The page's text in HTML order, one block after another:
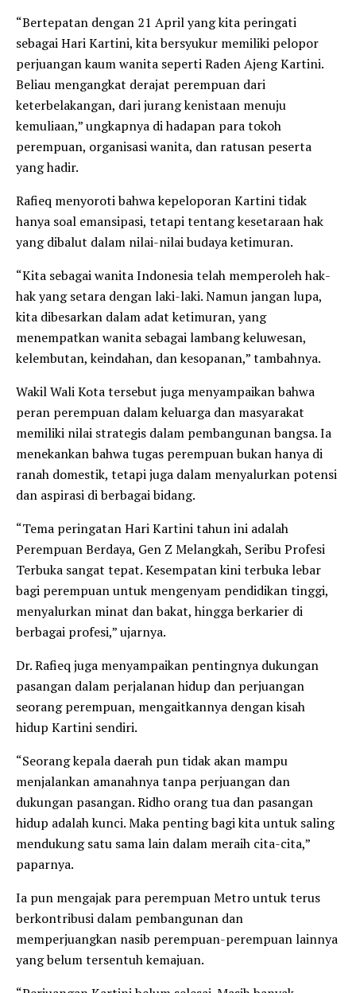
“Bertepatan dengan 21 April yang kita peringati
sebagai Hari Kartini, kita bersyukur memiliki pelopor
perjuangan kaum wanita seperti Raden Ajeng Kartini.
Beliau mengangkat derajat perempuan dari
keterbelakangan, dari jurang kenistaan menuju
kemuliaan,” ungkapnya di hadapan para tokoh
perempuan, organisasi wanita, dan ratusan peserta
yang hadir.
Rafieq menyoroti bahwa kepeloporan Kartini tidak
hanya soal emansipasi, tetapi tentang kesetaraan hak
yang dibalut dalam nilai-nilai budaya ketimuran.
“Kita sebagai wanita Indonesia telah memperoleh hak-
hak yang setara dengan laki-laki. Namun jangan lupa,
kita dibesarkan dalam adat ketimuran, yang
menempatkan wanita sebagai lambang keluwesan,
kelembutan, keindahan, dan kesopanan,” tambahnya.
Wakil Wali Kota tersebut juga menyampaikan bahwa
peran perempuan dalam keluarga dan masyarakat
memiliki nilai strategis dalam pembangunan bangsa. Ia
menekankan bahwa tugas perempuan bukan hanya di
ranah domestik, tetapi juga dalam menyalurkan potensi
dan aspirasi di berbagai bidang.
“Tema peringatan Hari Kartini tahun ini adalah
Perempuan Berdaya, Gen Z Melangkah, Seribu Profesi
Terbuka sangat tepat. Kesempatan kini terbuka lebar
bagi perempuan untuk mengenyam pendidikan tinggi,
menyalurkan minat dan bakat, hingga berkarier di
berbagai profesi,” ujarnya.
Dr. Rafieq juga menyampaikan pentingnya dukungan
pasangan dalam perjalanan hidup dan perjuangan
seorang perempuan, mengaitkannya dengan kisah
hidup Kartini sendiri.
“Seorang kepala daerah pun tidak akan mampu
menjalankan amanahnya tanpa perjuangan dan
dukungan pasangan. Ridho orang tua dan pasangan
hidup adalah kunci. Maka penting bagi kita untuk saling
mendukung satu sama lain dalam meraih cita-cita,”
paparnya.
Ia pun mengajak para perempuan Metro untuk terus
berkontribusi dalam pembangunan dan
memperjuangkan nasib perempuan-perempuan lainnya
yang belum tersentuh kemajuan.